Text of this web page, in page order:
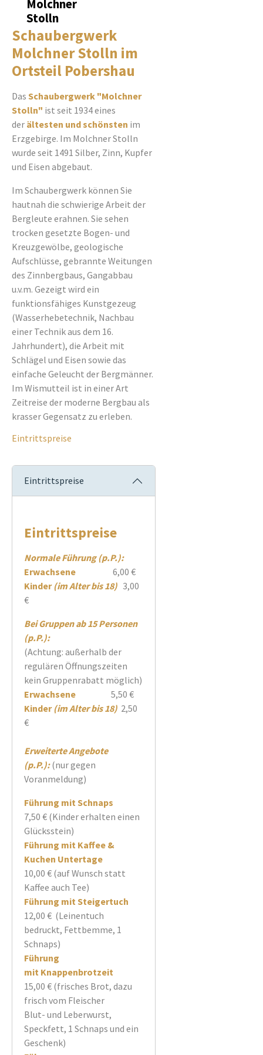
Molchner
Stolln
Schaubergwerk
Molchner Stolln im
Ortsteil Pobershau
Das Schaubergwerk "Molchner
Stolln" ist seit 1934 eines
der ältesten und schönsten im
Erzgebirge. Im Molchner Stolln
wurde seit 1491 Silber, Zinn, Kupfer
und Eisen abgebaut.
Im Schaubergwerk können Sie
hautnah die schwierige Arbeit der
Bergleute erahnen. Sie sehen
trocken gesetzte Bogen- und
Kreuzgewölbe, geologische
Aufschlüsse, gebrannte Weitungen
des Zinnbergbaus, Gangabbau
u.v.m. Gezeigt wird ein
funktionsfähiges Kunstgezeug
(Wasserhebetechnik, Nachbau
einer Technik aus dem 16.
Jahrhundert), die Arbeit mit
Schlägel und Eisen sowie das
einfache Geleucht der Bergmänner.
Im Wismutteil ist in einer Art
Zeitreise der moderne Bergbau als
krasser Gegensatz zu erleben.
Eintrittspreise
Eintrittspreise
Eintrittspreise
Normale Führung (p.P.):
Erwachsene 6,00 €
Kinder(im Alter bis 18) 3,00
€
Bei Gruppen ab 15 Personen
(p.P.):
(Achtung: außerhalb der
regulären Öffnungszeiten
kein Gruppenrabatt möglich)
Erwachsene 5,50 €
Kinder(im Alter bis 18) 2,50
€
Erweiterte Angebote
(p.P.):(nur gegen
Voranmeldung)
Führung mit Schnaps
7,50 € (Kinder erhalten einen
Glücksstein)
Führung mit Kaffee &
Kuchen Untertage
10,00 € (auf Wunsch statt
Kaffee auch Tee)
Führung mit Steigertuch
12,00 € (Leinentuch
bedruckt, Fettbemme, 1
Schnaps)
Führung
mit Knappenbrotzeit
15,00 € (frisches Brot, dazu
frisch vom Fleischer
Blut- und Leberwurst,
Speckfett, 1 Schnaps und ein
Geschenk)